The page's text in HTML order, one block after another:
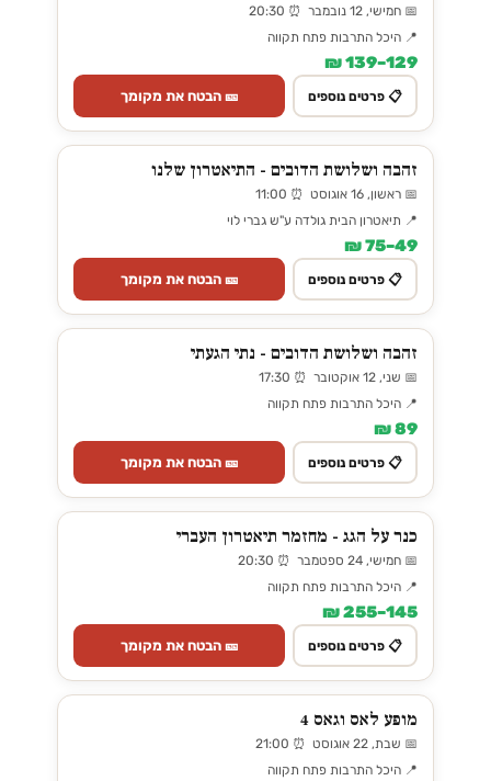
📅 חמישי, 12 נובמבר ⏰ 20:30
📍 היכל התרבות פתח תקווה
129–139 ₪
📋 פרטים נוספים 🎫 הבטח את מקומך
זהבה ושלושת הדובים - התיאטרון שלנו
📅 ראשון, 16 אוגוסט ⏰ 11:00
📍 תיאטרון הבית גולדה ע"ש גברי לוי
49–75 ₪
📋 פרטים נוספים 🎫 הבטח את מקומך
זהבה ושלושת הדובים - נתי הגעתי
📅 שני, 12 אוקטובר ⏰ 17:30
📍 היכל התרבות פתח תקווה
89 ₪
📋 פרטים נוספים 🎫 הבטח את מקומך
כנר על הגג - מחזמר תיאטרון העברי
📅 חמישי, 24 ספטמבר ⏰ 20:30
📍 היכל התרבות פתח תקווה
145–255 ₪
📋 פרטים נוספים 🎫 הבטח את מקומך
מופע לאס וגאס 4
📅 שבת, 22 אוגוסט ⏰ 21:00
📍 היכל התרבות פתח תקווה